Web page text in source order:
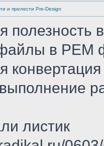
и прелести Pre-Design
полезность
в PEM
листик